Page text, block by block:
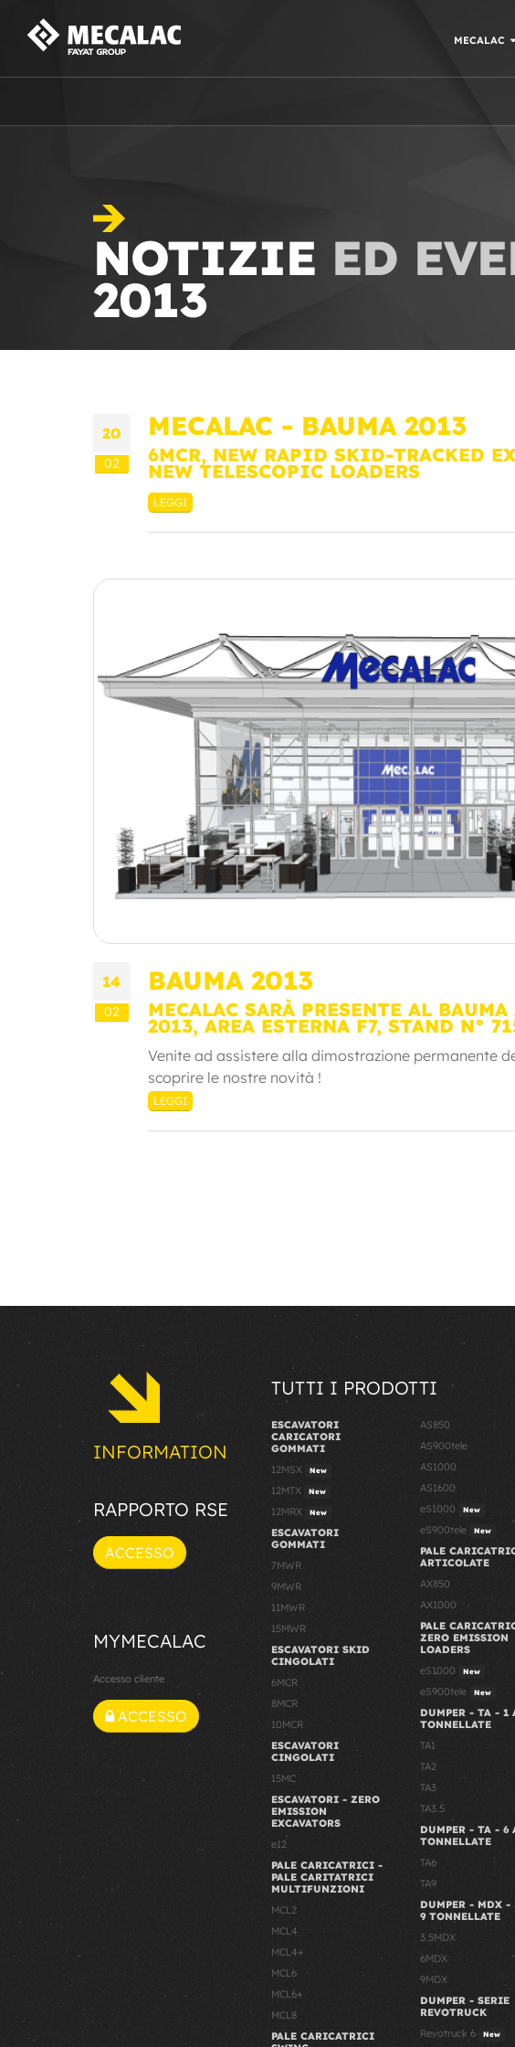
MECALAC
NOTIZIE ED
2013
20
02
MECALAC - BAUMA 2013
6MCR, NEW RAPID SKID-TRACKED
NEW TELESCOPIC LOADERS
LEGGI
14
02
BAUMA 2013
MECALAC SARÀ PRESENTE AL
2013, AREA ESTERNA F7, STAND N°
Venite ad assistere alla dimostrazione permanente
scoprire le nostre novità !
LEGGI
INFORMATION
RAPPORTO RSE
ACCESSO
MYMECALAC
Accesso cliente
ACCESSO
TUTTI I PRODOTTI
ESCAVATORI
CARICATORI
GOMMATI
12MSX
New
12MTX New
12MRX New
ESCAVATORI
GOMMATI
7MWR
9MWR
11MWR
15MWR
ESCAVATORI SKID
CINGOLATI
6MCR
8MCR
10MCR
ESCAVATORI
CINGOLATI
15MC
ESCAVATORI - ZERO
EMISSION
EXCAVATORS
e12
PALE CARICATRICI -
PALE CARITATRICI
MULTIFUNZIONI
MCL2
MCL4
MCL4+
MCL6
MCL6+
MCL8
PALE CARICATRICI
AS850
AS900tele
AS1000
AS1600
eS1000
New
eS900tele New
PALE
ARTICOLATE
AX850
AX1000
PALE
ZERO EMISSION
LOADERS
eS1000
New
eS900tele New
DUMPER - TA - 1
TONNELLATE
TA1
TA2
TA3
TA3.5
DUMPER - TA - 6
TONNELLATE
TA6
TA9
DUMPER - MDX -
9 TONNELLATE
3.5MDX
6MDX
9MDX
DUMPER - SERIE
REVOTRUCK
Revotruck 6
New